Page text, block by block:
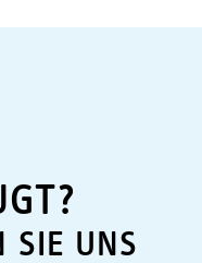
SIE UNS